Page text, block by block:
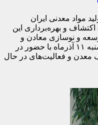
مواد معدنی ایران
اکتشاف و بهره‌برداری اين
و نوسازی معادن و
صنایع معدنی ایران (ایمیدرو) روز سه‌شنبه ۱۱ آذرماه با حضور در
معدن و فعالیت‌های در حال